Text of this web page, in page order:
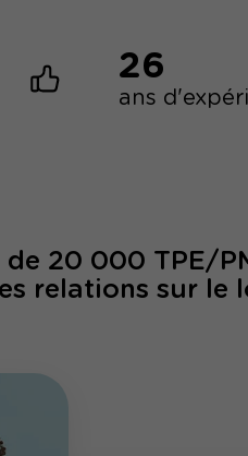
26
ans
20 000 TPE/
relations sur le